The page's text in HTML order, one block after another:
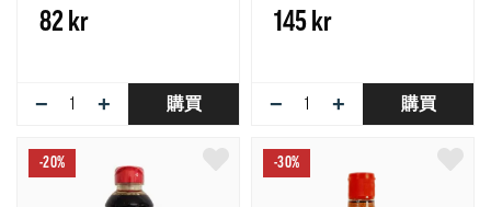
82 kr
− + 購買
145 kr
− + 購買
-20% -30%